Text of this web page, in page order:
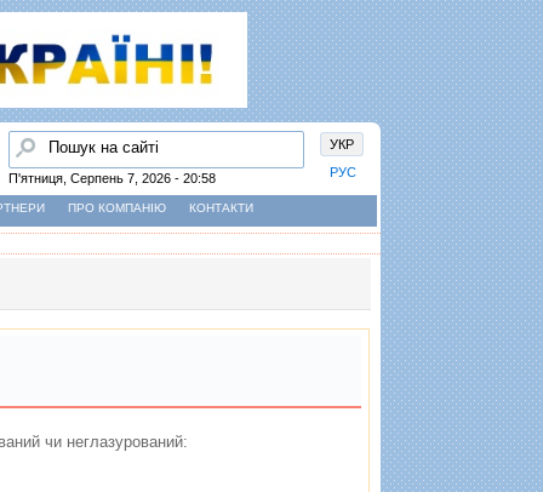
УКР
РУС
Пошук
П'ятниця, Серпень 7, 2026 - 20:58
ПРО КОМПАНІЮ КОНТАКТИ
чи неглазурований: